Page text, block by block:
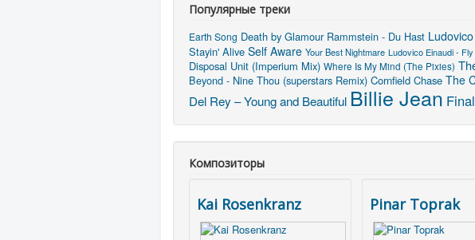
Популярные треки
Earth Song Death by Glamour Rammstein - Du Hast
Stayin' Alive Self Aware Your Best Nightmare Ludovico Einaudi - Fly
Disposal Unit (Imperium Mix) Where Is My Mind (The Pixies)
Beyond - Nine Thou (superstars Remix) Cornfield Chase The
Del Rey – Young and Beautiful Billie Jean
Композиторы
Kai Rosenkranz Pinar Toprak